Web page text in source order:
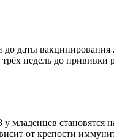
даты
недель до прививки
становятся
от крепости